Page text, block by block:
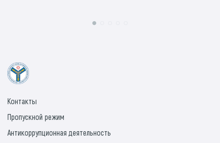
Контакты
Пропускной режим
Антикоррупционная деятельность